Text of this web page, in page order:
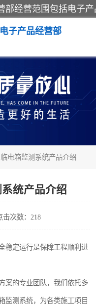
子产品经营部
电箱监测系统产品介绍
统产品介绍
击次数：218
稳定运行是保障工程顺利进
案的专业团队，我们依托多
监测系统，为各类施工项目